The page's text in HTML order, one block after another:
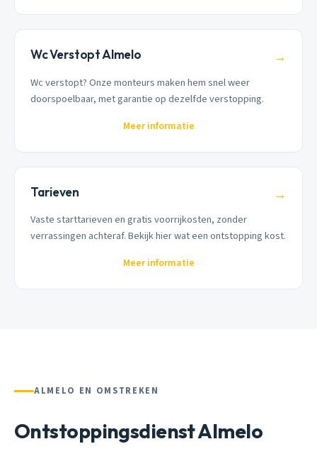
Wc Verstopt Almelo →
Wc verstopt? Onze monteurs maken hem snel weer
doorspoelbaar, met garantie op dezelfde verstopping.
Meer informatie
Tarieven →
Vaste starttarieven en gratis voorrijkosten, zonder
verrassingen achteraf. Bekijk hier wat een ontstopping kost.
Meer informatie
ALMELO EN OMSTREKEN
Ontstoppingsdienst Almelo